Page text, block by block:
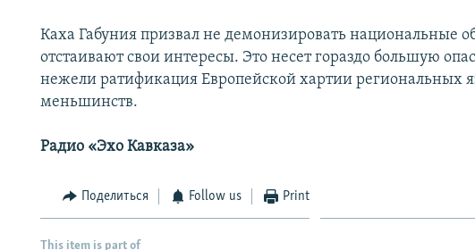
Каха Габуния призвал не демонизировать национальные
отстаивают свои интересы. Это несет гораздо большую
нежели ратификация Европейской хартии региональных
меньшинств.
Радио «Эхо Кавказа»
Поделиться Follow us Print
This item is part of